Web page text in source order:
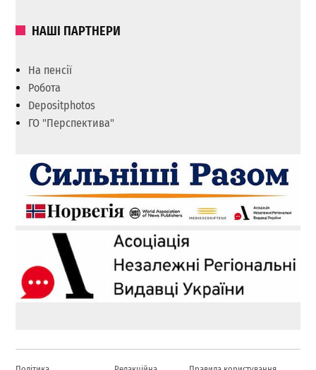
НАШІ ПАРТНЕРИ
На пенсії
Робота
Depositphotos
ГО "Перспектива"